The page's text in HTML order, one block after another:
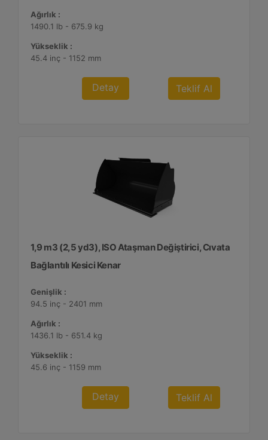
Ağırlık :
1490.1 lb - 675.9 kg
Yükseklik :
45.4 inç - 1152 mm
Detay Teklif Al
1,9 m3 (2,5 yd3), ISO Ataşman Değiştirici, Cıvata
Bağlantılı Kesici Kenar
Genişlik :
94.5 inç - 2401 mm
Ağırlık :
1436.1 lb - 651.4 kg
Yükseklik :
45.6 inç - 1159 mm
Detay Teklif Al